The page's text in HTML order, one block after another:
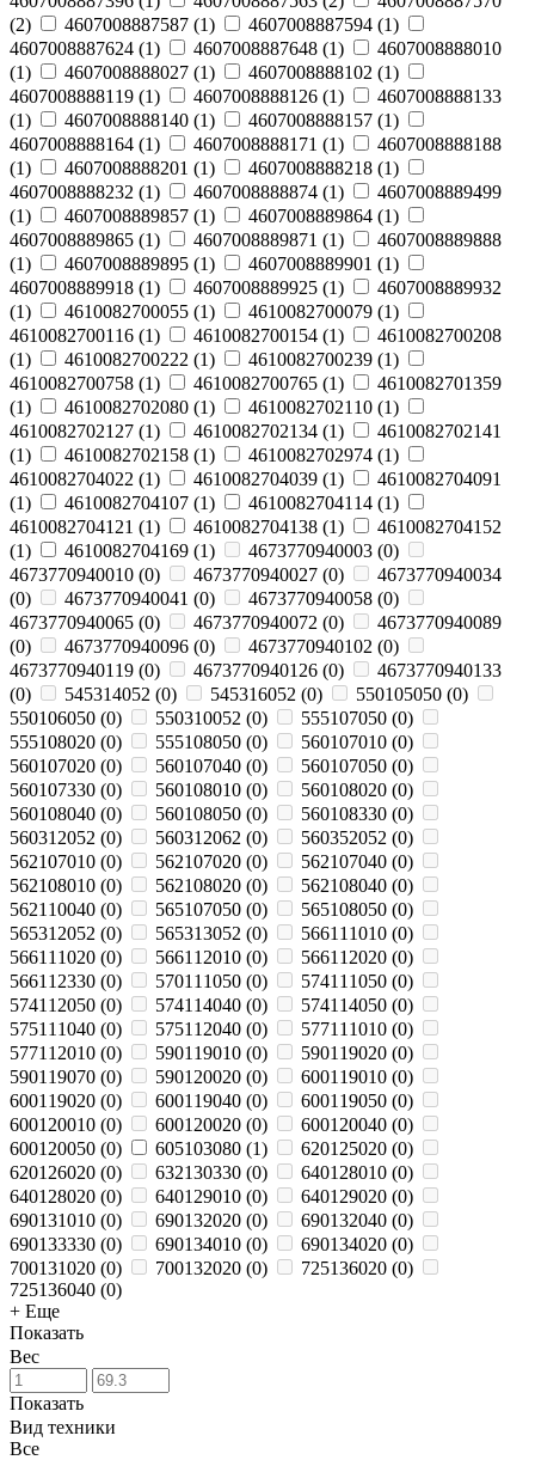
(2) 4607008887587 (1) 4607008887594 (1)
4607008887624 (1) 4607008887648 (1)
4607008888010
(1) 4607008888027 (1) 4607008888102 (1)
4607008888119 (1) 4607008888126 (1)
4607008888133
(1) 4607008888140 (1) 4607008888157 (1)
4607008888164 (1) 4607008888171 (1)
4607008888188
(1) 4607008888201 (1) 4607008888218 (1)
4607008888232 (1) 4607008888874 (1)
4607008889499
(1) 4607008889857 (1) 4607008889864 (1)
4607008889865 (1) 4607008889871 (1)
4607008889888
(1) 4607008889895 (1) 4607008889901 (1)
4607008889918 (1) 4607008889925 (1)
4607008889932
(1) 4610082700055 (1) 4610082700079 (1)
4610082700116 (1) 4610082700154 (1)
4610082700208
(1) 4610082700222 (1) 4610082700239 (1)
4610082700758 (1) 4610082700765 (1)
4610082701359
(1) 4610082702080 (1) 4610082702110 (1)
4610082702127 (1) 4610082702134 (1)
4610082702141
(1) 4610082702158 (1) 4610082702974 (1)
4610082704022 (1) 4610082704039 (1)
4610082704091
(1) 4610082704107 (1) 4610082704114 (1)
4610082704121 (1) 4610082704138 (1)
4610082704152
(1) 4610082704169 (1) 4673770940003 (0)
4673770940010 (0) 4673770940027 (0)
4673770940034
(0) 4673770940041 (0) 4673770940058 (0)
4673770940065 (0) 4673770940072 (0)
4673770940089
(0) 4673770940096 (0) 4673770940102 (0)
4673770940119 (0) 4673770940126 (0)
4673770940133
(0) 545314052 (0) 545316052 (0) 550105050 (0)
550106050 (0) 550310052 (0) 555107050 (0)
555108020 (0) 555108050 (0) 560107010 (0)
560107020 (0) 560107040 (0) 560107050 (0)
560107330 (0) 560108010 (0) 560108020 (0)
560108040 (0) 560108050 (0) 560108330 (0)
560312052 (0) 560312062 (0) 560352052 (0)
562107010 (0) 562107020 (0) 562107040 (0)
562108010 (0) 562108020 (0) 562108040 (0)
562110040 (0) 565107050 (0) 565108050 (0)
565312052 (0) 565313052 (0) 566111010 (0)
566111020 (0) 566112010 (0) 566112020 (0)
566112330 (0) 570111050 (0) 574111050 (0)
574112050 (0) 574114040 (0) 574114050 (0)
575111040 (0) 575112040 (0) 577111010 (0)
577112010 (0) 590119010 (0) 590119020 (0)
590119070 (0) 590120020 (0) 600119010 (0)
600119020 (0) 600119040 (0) 600119050 (0)
600120010 (0) 600120020 (0) 600120040 (0)
600120050 (0) 605103080 (1) 620125020 (0)
620126020 (0) 632130330 (0) 640128010 (0)
640128020 (0) 640129010 (0) 640129020 (0)
690131010 (0) 690132020 (0) 690132040 (0)
690133330 (0) 690134010 (0) 690134020 (0)
700131020 (0) 700132020 (0) 725136020 (0)
725136040 (0)
+ Еще
Показать
Вес
Показать
Вид техники
Все